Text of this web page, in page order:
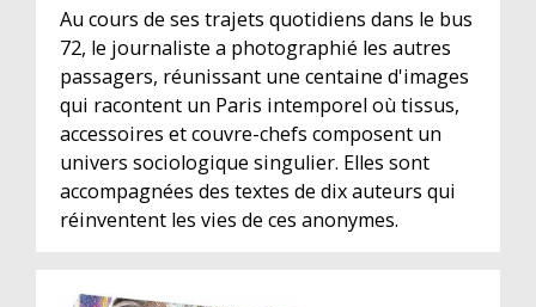
Au cours de ses trajets quotidiens dans le bus
72, le journaliste a photographié les autres
passagers, réunissant une centaine d'images
qui racontent un Paris intemporel où tissus,
accessoires et couvre-chefs composent un
univers sociologique singulier. Elles sont
accompagnées des textes de dix auteurs qui
réinventent les vies de ces anonymes.